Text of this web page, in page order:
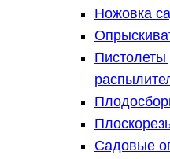
Ножовка
Пистолеты
Садовые